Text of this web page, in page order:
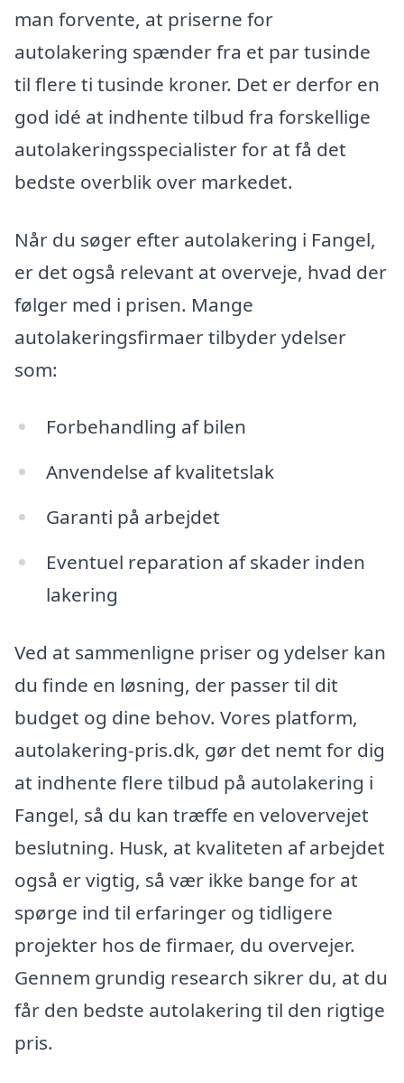
man forvente, at priserne for
autolakering spænder fra et par tusinde
til flere ti tusinde kroner. Det er derfor en
god idé at indhente tilbud fra forskellige
autolakeringsspecialister for at få det
bedste overblik over markedet.
Når du søger efter autolakering i Fangel,
er det også relevant at overveje, hvad der
følger med i prisen. Mange
autolakeringsfirmaer tilbyder ydelser
som:
Forbehandling af bilen
Anvendelse af kvalitetslak
Garanti på arbejdet
Eventuel reparation af skader inden
lakering
Ved at sammenligne priser og ydelser kan
du finde en løsning, der passer til dit
budget og dine behov. Vores platform,
autolakering-pris.dk, gør det nemt for dig
at indhente flere tilbud på autolakering i
Fangel, så du kan træffe en velovervejet
beslutning. Husk, at kvaliteten af arbejdet
også er vigtig, så vær ikke bange for at
spørge ind til erfaringer og tidligere
projekter hos de firmaer, du overvejer.
Gennem grundig research sikrer du, at du
får den bedste autolakering til den rigtige
pris.